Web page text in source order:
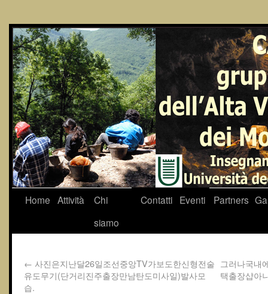
Home Attività
Chi
siamo
Contatti Eventi Partners
← 사진은지난달26일조선중앙TV가보도한신형전술
유도무기(단거리진주출장만남탄도미사일)발사모
습.
그러나국내
택 출장샵아